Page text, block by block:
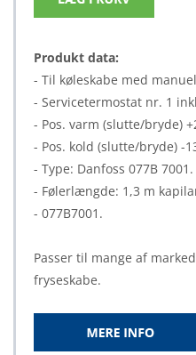
Produkt data:
- Til køleskabe med
- Servicetermostat nr. 1
- Pos. varm (slutte/bryde)
- Pos. kold (slutte/bryde) -
- Type: Danfoss 077B 7001.
- Følerlængde: 1,3 m
- 077B7001.
Passer til mange af
fryseskabe.